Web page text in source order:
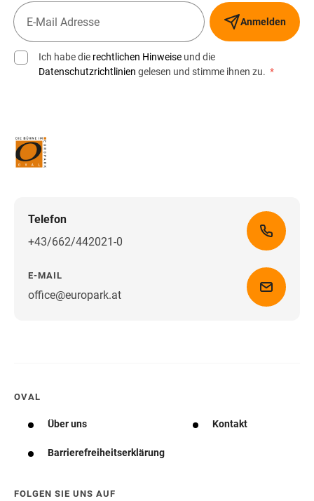
Anmelden
Ich habe die rechtlichen Hinweise und die
Datenschutzrichtlinien gelesen und stimme ihnen zu. *
Telefon
+43/662/442021-0
E-MAIL
office@europark.atWegbeschreibung erhalten
OVAL
Über uns Kontakt
Barrierefreiheitserklärung
FOLGEN SIE UNS AUF